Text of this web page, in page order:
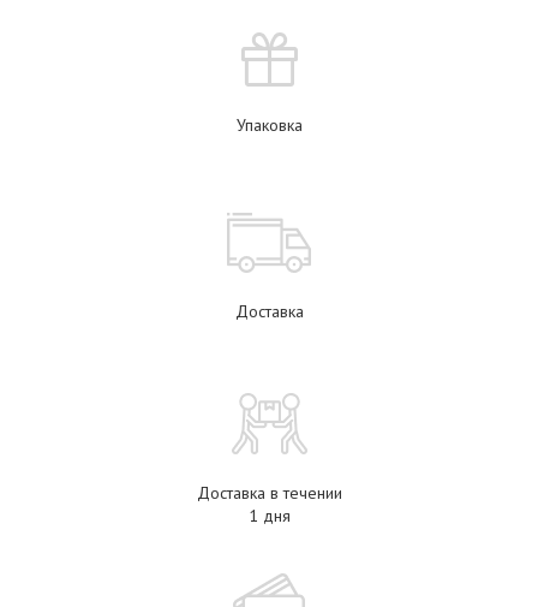
Упаковка
Доставка
Доставка в течении
1 дня